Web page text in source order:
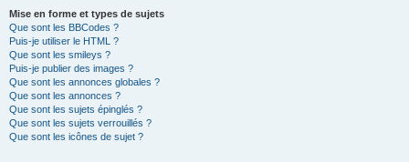
Mise en forme et types de sujets
Que sont les BBCodes ?
Puis-je utiliser le HTML ?
Que sont les smileys ?
Puis-je publier des images ?
Que sont les annonces globales ?
Que sont les annonces ?
Que sont les sujets épinglés ?
Que sont les sujets verrouillés ?
Que sont les icônes de sujet ?